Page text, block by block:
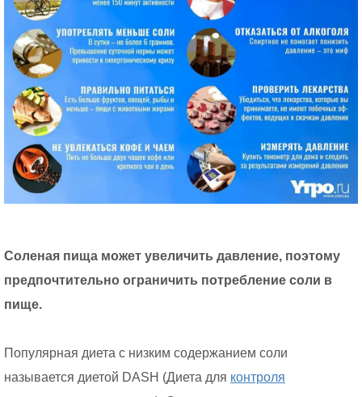
Соленая пища может увеличить давление, поэтому
предпочтительно ограничить потребление соли в
пище.
Популярная диета с низким содержанием соли
называется диетой DASH (Диета для контроля